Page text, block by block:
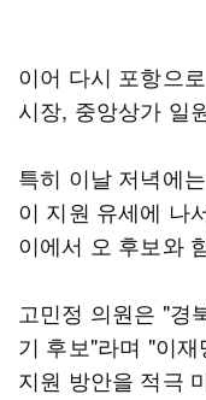
이어 다시 포항으
시장, 중앙상가 일
특히 이날 저녁에
이 지원 유세에 나
이에서 오 후보와
고민정 의원은 "경
기 후보"라며 "이
지원 방안을 적극